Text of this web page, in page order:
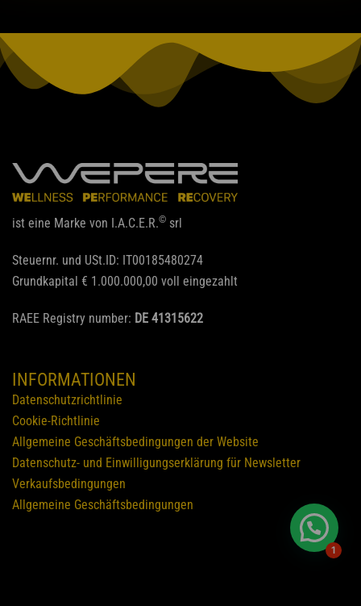
ist eine Marke von I.A.C.E.R.© srl
Steuernr. und USt.ID: IT00185480274
Grundkapital € 1.000.000,00 voll eingezahlt
RAEE Registry number: DE 41315622
INFORMATIONEN
Datenschutzrichtlinie
Cookie-Richtlinie
Allgemeine Geschäftsbedingungen der Website
Datenschutz- und Einwilligungserklärung für Newsletter
Verkaufsbedingungen
Allgemeine Geschäftsbedingungen
1